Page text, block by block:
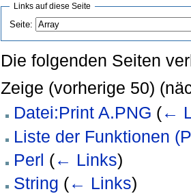
Links auf diese Seite
Seite:
Die folgenden Seiten
Zeige (vorherige 50)
Datei:Print A.PNG (←
Liste der Funktionen
Perl (← Links)
String (← Links)